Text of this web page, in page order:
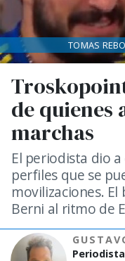
de quienes
marchas
El periodista dio
perfiles que se
movilizaciones.
Berni al ritmo de
Periodista
TOMAS